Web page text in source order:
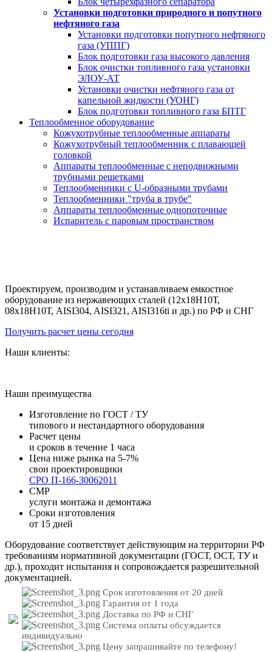
Установки подготовки природного и попутного
нефтяного газа
Установки подготовки попутного нефтяного
газа (УППГ)
Блок подготовки газа высокого давления
Блок очистки топливного газа установки
ЭЛОУ-АТ
Установки очистки нефтяного газа от
капельной жидкости (УОНГ)
Блок подготовки топливного газа БПТГ
Теплообменное оборудование
Кожухотрубные теплообменные аппараты
Кожухотрубный теплообменник с плавающей
головкой
Аппараты теплообменные с неподвижными
трубными решетками
Теплообменники с U-образными трубами
Теплообменники "труба в трубе"
Аппараты теплообменные однопоточные
Испаритель с паровым пространством
Проектируем, производим и устанавливаем емкостное
оборудование из нержавеющих сталей (12х18Н10Т,
08х18Н10Т, AISI304, AISI321, AISI316ti и др.) по РФ и СНГ
Получить расчет цены сегодня
Наши клиенты:
Наши преимущества
Изготовление по ГОСТ / ТУ
типового и нестандартного оборудования
Расчет цены
и сроков в течение 1 часа
Цена ниже рынка на 5-7%
свои проектировщики
СРО П-166-30062011
СМР
услуги монтажа и демонтажа
Сроки изготовления
от 15 дней
Оборудование соответствует действующим на территории РФ
требованиям нормативной документации (ГОСТ, ОСТ, ТУ и
др.), проходит испытания и сопровождается разрешительной
документацией.
Срок изготовления от 20 дней
Гарантия от 1 года
Доставка по РФ и СНГ
Система оплаты обсуждается
индивидуально
Цену запрашивайте по телефону!